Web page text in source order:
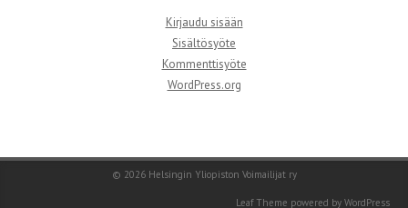
Kirjaudu sisään
Sisältösyöte
Kommenttisyöte
WordPress.org
© 2026 Helsingin Yliopiston Voimailijat ry
Leaf Theme powered by WordPress